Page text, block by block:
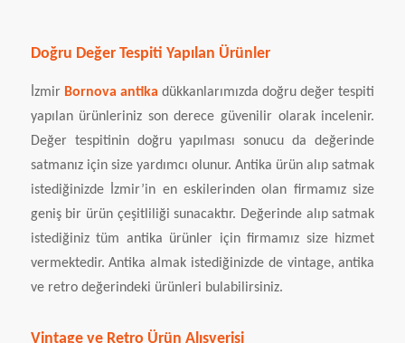
Doğru Değer Tespiti Yapılan Ürünler
İzmir Bornova antika dükkanlarımızda doğru değer tespiti
yapılan ürünleriniz son derece güvenilir olarak incelenir.
Değer tespitinin doğru yapılması sonucu da değerinde
satmanız için size yardımcı olunur. Antika ürün alıp satmak
istediğinizde İzmir’in en eskilerinden olan firmamız size
geniş bir ürün çeşitliliği sunacaktır. Değerinde alıp satmak
istediğiniz tüm antika ürünler için firmamız size hizmet
vermektedir. Antika almak istediğinizde de vintage, antika
ve retro değerindeki ürünleri bulabilirsiniz.
Vintage ve Retro Ürün Alışverişi